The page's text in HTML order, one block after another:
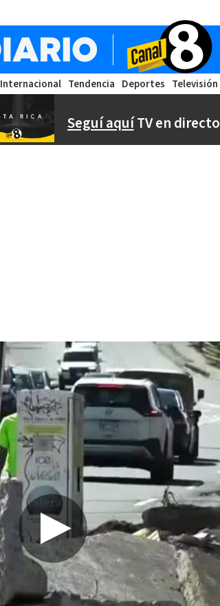
Internacional Tendencia Deportes Televisión
Seguí aquíTV en directo